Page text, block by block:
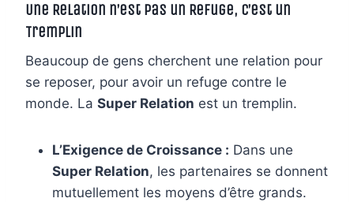
Une Relation n’est Pas un Refuge, C’est un
Tremplin
Beaucoup de gens cherchent une relation pour
se reposer, pour avoir un refuge contre le
monde. La Super Relation est un tremplin.
L’Exigence de Croissance : Dans une
Super Relation, les partenaires se donnent
mutuellement les moyens d’être grands.